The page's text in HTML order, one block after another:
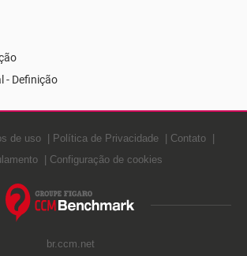
- Definição
de uso Política de Privacidade
Contato
Configuração de cookies
br.ccm.net